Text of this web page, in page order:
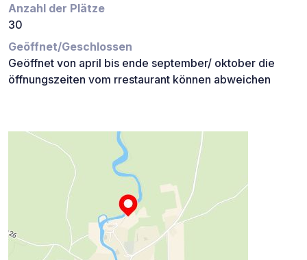
Anzahl der Plätze
30
Geöffnet/Geschlossen
Geöffnet von april bis ende september/ oktober die
öffnungszeiten vom rrestaurant können abweichen